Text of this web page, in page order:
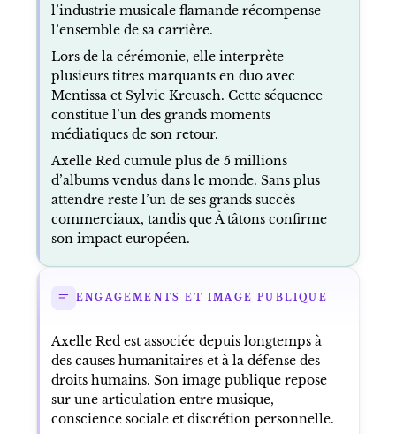
l’industrie musicale flamande récompense
l’ensemble de sa carrière.
Lors de la cérémonie, elle interprète
plusieurs titres marquants en duo avec
Mentissa et Sylvie Kreusch. Cette séquence
constitue l’un des grands moments
médiatiques de son retour.
Axelle Red cumule plus de 5 millions
d’albums vendus dans le monde. Sans plus
attendre reste l’un de ses grands succès
commerciaux, tandis que À tâtons confirme
son impact européen.
ENGAGEMENTS ET IMAGE PUBLIQUE
Axelle Red est associée depuis longtemps à
des causes humanitaires et à la défense des
droits humains. Son image publique repose
sur une articulation entre musique,
conscience sociale et discrétion personnelle.